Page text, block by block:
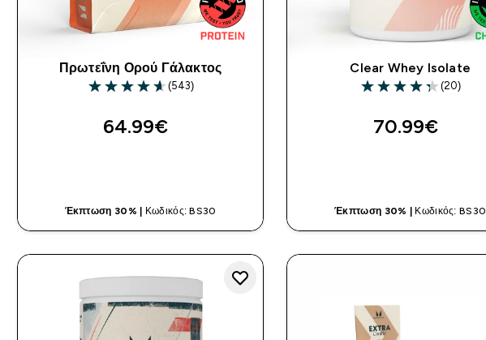
Πρωτεΐνη Ορού Γάλακτος
4.61 out of 5 stars
(543)
64.99€‎
Έκπτωση 30% | Κωδικός: BS30
Clear Whey Isolate
4.3 out of 5 stars
(20)
70.99€‎
Έκπτωση 30% | Κωδικός: BS30